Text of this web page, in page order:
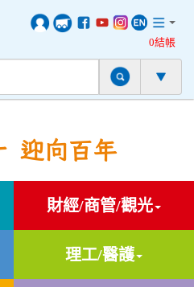
0結帳
迎向百年
財經/商管/觀光
理工/醫護